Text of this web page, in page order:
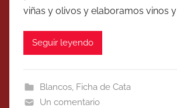
viñas y olivos y elaboramos vinos y
Seguir leyendo
Blancos, Ficha de Cata
Un comentario